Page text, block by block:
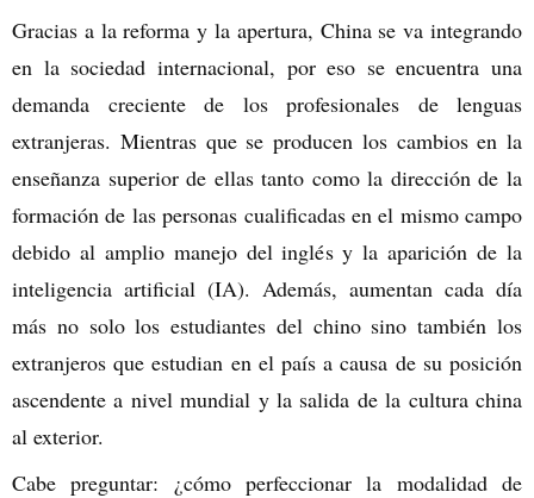
Gracias a la reforma y la apertura, China se va integrando
en la sociedad internacional, por eso se encuentra una
demanda creciente de los profesionales de lenguas
extranjeras. Mientras que se producen los cambios en la
enseñanza superior de ellas tanto como la dirección de la
formación de las personas cualificadas en el mismo campo
debido al amplio manejo del inglés y la aparición de la
inteligencia artificial (IA). Además, aumentan cada día
más no solo los estudiantes del chino sino también los
extranjeros que estudian en el país a causa de su posición
ascendente a nivel mundial y la salida de la cultura china
al exterior.
Cabe preguntar: ¿cómo perfeccionar la modalidad de